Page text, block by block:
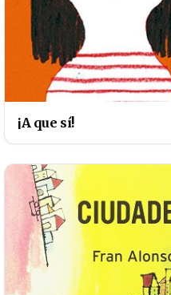
¡A que sí!